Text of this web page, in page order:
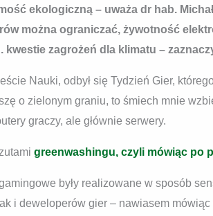
ekologiczną – uważa dr hab.
można ograniczać, żywotność
zagrożeń dla klimatu –
Nauki, odbył się Tydzień Gier,
o zielonym graniu, to śmiech mnie
graczy, ale głównie serwery.
greenwashingu, czyli mówiąc po
były realizowane w sposób
i deweloperów gier – nawiasem